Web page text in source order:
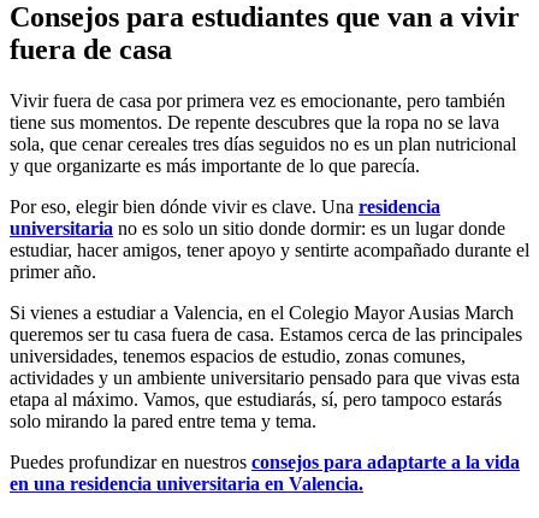
Consejos para estudiantes que van a vivir
fuera de casa
Vivir fuera de casa por primera vez es emocionante, pero también
tiene sus momentos. De repente descubres que la ropa no se lava
sola, que cenar cereales tres días seguidos no es un plan nutricional
y que organizarte es más importante de lo que parecía.
Por eso, elegir bien dónde vivir es clave. Una residencia
universitaria no es solo un sitio donde dormir: es un lugar donde
estudiar, hacer amigos, tener apoyo y sentirte acompañado durante el
primer año.
Si vienes a estudiar a Valencia, en el Colegio Mayor Ausias March
queremos ser tu casa fuera de casa. Estamos cerca de las principales
universidades, tenemos espacios de estudio, zonas comunes,
actividades y un ambiente universitario pensado para que vivas esta
etapa al máximo. Vamos, que estudiarás, sí, pero tampoco estarás
solo mirando la pared entre tema y tema.
Puedes profundizar en nuestros consejos para adaptarte a la vida
en una residencia universitaria en Valencia.